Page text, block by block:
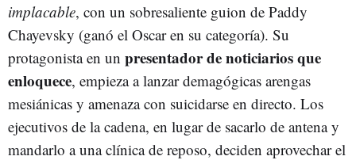
implacable, con un sobresaliente guion de Paddy
Chayevsky (ganó el Oscar en su categoría). Su
protagonista en un presentador de noticiarios que
enloquece, empieza a lanzar demagógicas arengas
mesiánicas y amenaza con suicidarse en directo. Los
ejecutivos de la cadena, en lugar de sacarlo de antena y
mandarlo a una clínica de reposo, deciden aprovechar el